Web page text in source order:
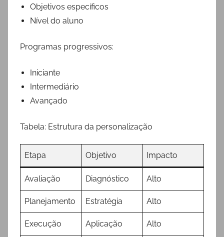
Objetivos específicos
Nível do aluno
Programas progressivos:
Iniciante
Intermediário
Avançado
Tabela: Estrutura da personalização
Etapa Objetivo Impacto
Avaliação Diagnóstico Alto
Planejamento Estratégia Alto
Execução Aplicação Alto